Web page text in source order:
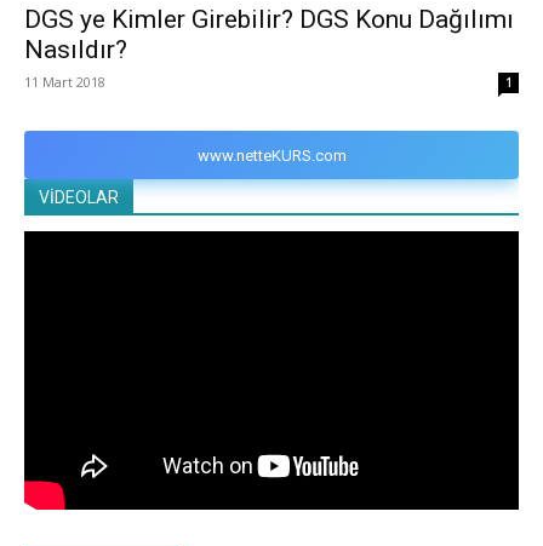
DGS ye Kimler Girebilir? DGS Konu Dağılımı
Nasıldır?
11 Mart 2018 1
www.netteKURS.com
VİDEOLAR